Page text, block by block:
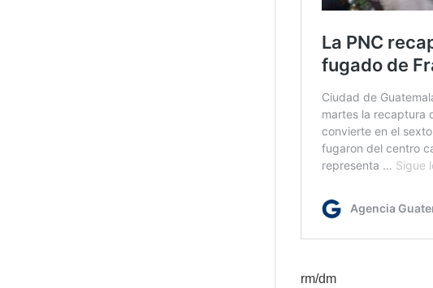
rm/dm